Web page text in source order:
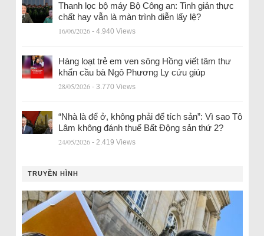
Thanh lọc bộ máy Bộ Công an: Tinh giản thực
chất hay vẫn là màn trình diễn lấy lệ?
16/06/2026 - 4.940 Views
Hàng loạt trẻ em ven sông Hồng viết tâm thư
khẩn cầu bà Ngô Phương Ly cứu giúp
28/05/2026 - 3.770 Views
“Nhà là để ở, không phải để tích sản”: Vì sao Tô
Lâm không đánh thuế Bất Động sản thứ 2?
24/05/2026 - 2.419 Views
TRUYỀN HÌNH